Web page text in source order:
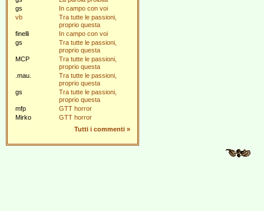
gs
In campo con voi
vb
Tra tutte le passioni,
proprio questa
finelli
In campo con voi
gs
Tra tutte le passioni,
proprio questa
MCP
Tra tutte le passioni,
proprio questa
.mau.
Tra tutte le passioni,
proprio questa
gs
Tra tutte le passioni,
proprio questa
mfp
GTT horror
Mirko
GTT horror
Tutti i commenti »